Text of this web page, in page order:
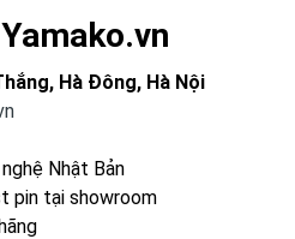
Hà Đông, Hà Nội
Nhật Bản
tại showroom